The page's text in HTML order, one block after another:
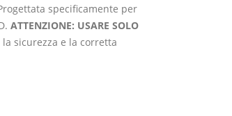
specificamente per
ATTENZIONE: USARE SOLO
sicurezza e la corretta